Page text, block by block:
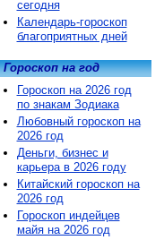
сегодня
Календарь-гороскоп
благоприятных дней
Гороскоп на год
Гороскоп на 2026 год
по знакам Зодиака
Любовный гороскоп на
2026 год
Деньги, бизнес и
карьера в 2026 году
Китайский гороскоп на
2026 год
Гороскоп индейцев
майя на 2026 год